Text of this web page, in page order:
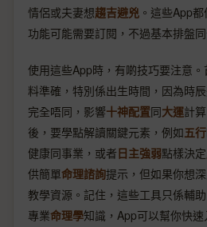
情侶或夫妻想趨吉避兇 。這些App
功能可能需要訂閱，不過基本排盤
使用這些App時，有啲技巧要注意
料準確，特別係出生時間，因為時
完全唔同，影響十神配置同大運計
後，要學點解讀關鍵元素，例如五行
健康同事業，或者日主強弱點樣決定
供簡單命理諮詢提示，但如果你想
教學資源。記住，這些工具只係輔
專業命理學知識，App可以幫你快